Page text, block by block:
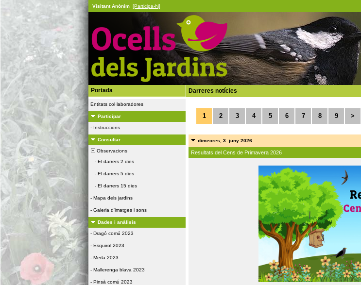
Visitant Anònim [Participa-hi]
Portada
Entitats col·laboradores
Participar
- Instruccions
Consultar
Observacions
- El darrers 2 dies
- El darrers 5 dies
- El darrers 15 dies
- Mapa dels jardins
- Galeria d'imatges i sons
Dades i anàlisis
- Dragó comú 2023
- Esquirol 2023
- Merla 2023
- Mallerenga blava 2023
- Pinsà comú 2023
Darreres notícies
1 2 3 4 5 6 7 8 9 >
dimecres, 3. juny 2026
Resultats del Cens de Primavera 2026